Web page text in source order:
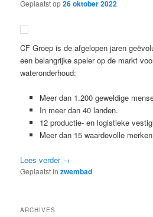
Geplaatst op26 oktober 2022
CF Groep is de afgelopen jaren
een belangrijke speler op de markt
wateronderhoud:
Meer dan 1.200 geweldige
In meer dan 40 landen.
12 productie- en logistieke
Meer dan 15 waardevolle
Lees verder →
Geplaatst in zwembad
ARCHIVES